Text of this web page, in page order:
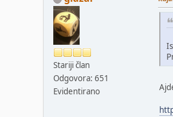
Stariji član
Odgovora: 651
Evidentirano